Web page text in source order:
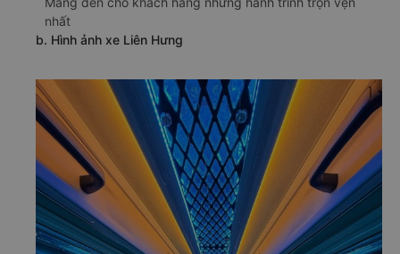
nhất
b. Hình ảnh xe Liên Hưng